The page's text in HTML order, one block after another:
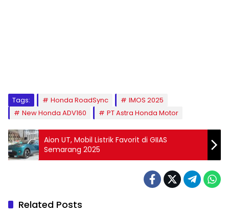
Tags: Honda RoadSync
IMOS 2025
New Honda ADV160
PT Astra Honda Motor
Aion UT, Mobil Listrik Favorit di GIIAS
Semarang 2025
Related Posts